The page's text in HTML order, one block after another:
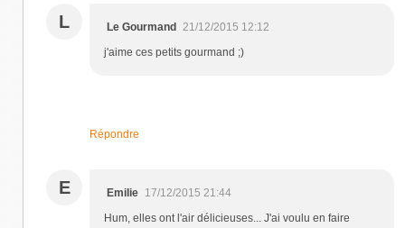
L Le Gourmand 21/12/2015 12:12
j'aime ces petits gourmand ;)
Répondre
E Emilie 17/12/2015 21:44
Hum, elles ont l'air délicieuses... J'ai voulu en faire